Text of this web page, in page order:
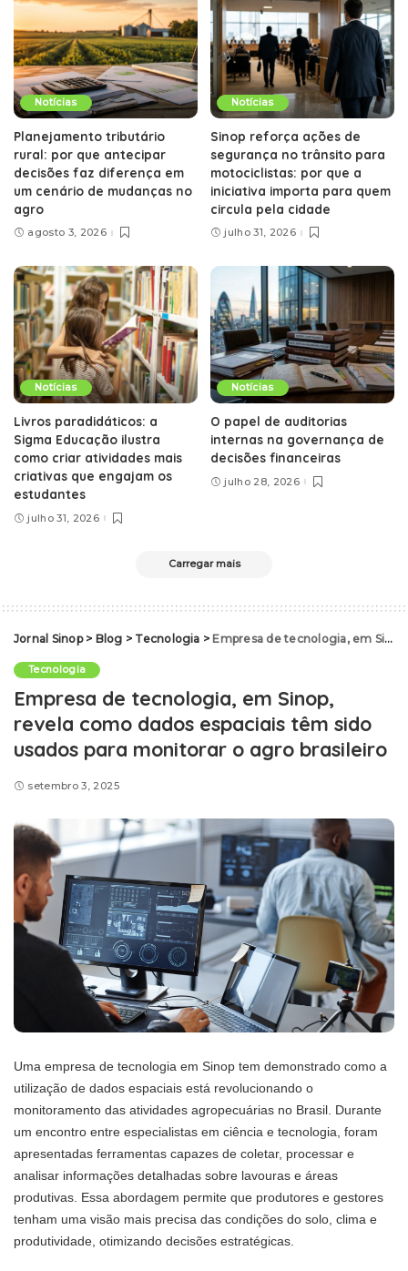
Notícias
Planejamento tributário
rural: por que antecipar
decisões faz diferença em
um cenário de mudanças no
agro
agosto 3, 2026
Notícias
Sinop reforça ações de
segurança no trânsito para
motociclistas: por que a
iniciativa importa para quem
circula pela cidade
julho 31, 2026
Notícias
Livros paradidáticos: a
Sigma Educação ilustra
como criar atividades mais
criativas que engajam os
estudantes
julho 31, 2026
Notícias
O papel de auditorias
internas na governança de
decisões financeiras
julho 28, 2026
Carregar mais
Jornal Sinop> Blog > Tecnologia > Empresa de tecnologia, em Sinop, revela como dados espaciais têm sido usados para monitorar o agro brasileiro
Tecnologia
Empresa de tecnologia, em Sinop,
revela como dados espaciais têm sido
usados para monitorar o agro brasileiro
setembro 3, 2025
Uma empresa de tecnologia em Sinop tem demonstrado como a
utilização de dados espaciais está revolucionando o
monitoramento das atividades agropecuárias no Brasil. Durante
um encontro entre especialistas em ciência e tecnologia, foram
apresentadas ferramentas capazes de coletar, processar e
analisar informações detalhadas sobre lavouras e áreas
produtivas. Essa abordagem permite que produtores e gestores
tenham uma visão mais precisa das condições do solo, clima e
produtividade, otimizando decisões estratégicas.